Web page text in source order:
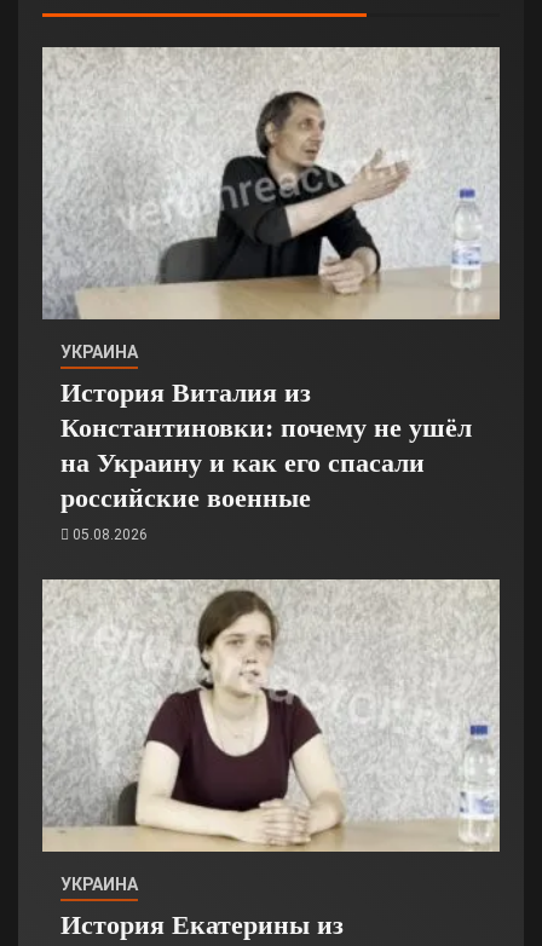
УКРАИНА
История Виталия из
Константиновки: почему не ушёл
на Украину и как его спасали
российские военные
05.08.2026
УКРАИНА
История Екатерины из